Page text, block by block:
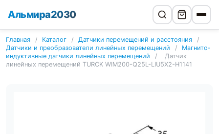
Альмира2030
Главная / Каталог / Датчики перемещений и расстояния
/
Датчики и преобразователи линейных перемещений
/
Магнито-
индуктивные датчики линейных перемещений
/
Датчик
линейных перемещений TURCK WIM200-Q25L-LIU5X2-H1141